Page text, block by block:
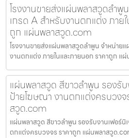
โรงงานขายส่งแผ่นพลาสวูดลำ
เกรด A สำหรับงานตกแต่ง ภาย
ถูก แผ่นพลาสวูด.com
โรงงานขายส่งแผ่นพลาสวูดลำพูน จำหน่าย
งานตกแต่ง ภายในและภายนอก ราคาถูก
แผ่นพลาสวูด สีขาวลำพูน รองรับ
ป้ายโฆษณา งานตกแต่งครบวง
สวูด.com
แผ่นพลาสวูด สีขาวลำพูน รองรับงานเฟอร์นิ
ตกแต่งครบวงจร ราคาถูก แผ่นพลาสวูด